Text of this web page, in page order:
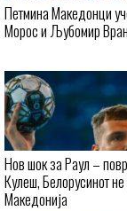
Петмина Македонци
Морос и Љубомир
Нов шок за Раул –
Кулеш, Белорусинот
Македонија